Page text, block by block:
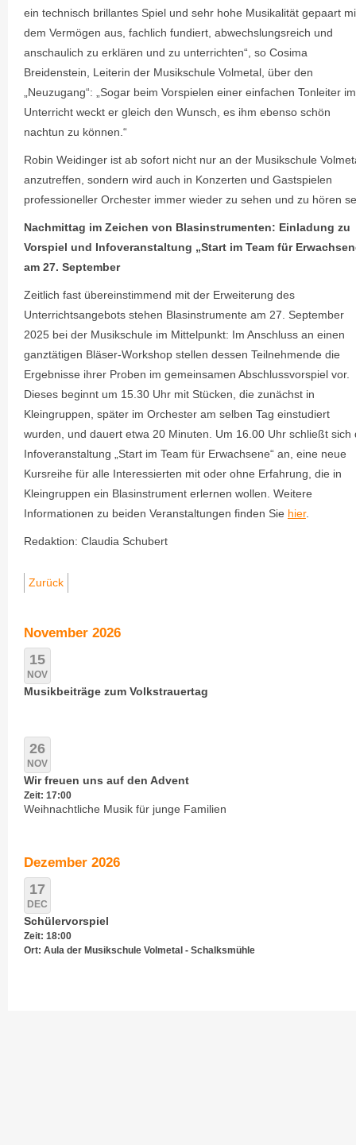
ein technisch brillantes Spiel und sehr hohe Musikalität gepaart
dem Vermögen aus, fachlich fundiert, abwechslungsreich und
anschaulich zu erklären und zu unterrichten“, so Cosima
Breidenstein, Leiterin der Musikschule Volmetal, über den
„Neuzugang“: „Sogar beim Vorspielen einer einfachen Tonleiter im
Unterricht weckt er gleich den Wunsch, es ihm ebenso schön
nachtun zu können.“
Robin Weidinger ist ab sofort nicht nur an der Musikschule
anzutreffen, sondern wird auch in Konzerten und Gastspielen
professioneller Orchester immer wieder zu sehen und zu hören
Nachmittag im Zeichen von Blasinstrumenten: Einladung zu
Vorspiel und Infoveranstaltung „Start im Team für
am 27. September
Zeitlich fast übereinstimmend mit der Erweiterung des
Unterrichtsangebots stehen Blasinstrumente am 27. September
2025 bei der Musikschule im Mittelpunkt: Im Anschluss an einen
ganztätigen Bläser-Workshop stellen dessen Teilnehmende die
Ergebnisse ihrer Proben im gemeinsamen Abschlussvorspiel vor.
Dieses beginnt um 15.30 Uhr mit Stücken, die zunächst in
Kleingruppen, später im Orchester am selben Tag einstudiert
wurden, und dauert etwa 20 Minuten. Um 16.00 Uhr schließt sich
Infoveranstaltung „Start im Team für Erwachsene“ an, eine neue
Kursreihe für alle Interessierten mit oder ohne Erfahrung, die in
Kleingruppen ein Blasinstrument erlernen wollen. Weitere
Informationen zu beiden Veranstaltungen finden Sie hier.
Redaktion: Claudia Schubert
Zurück
November 2026
15
NOV
Musikbeiträge zum Volkstrauertag
26
NOV
Wir freuen uns auf den Advent
Zeit: 17:00
Weihnachtliche Musik für junge Familien
Dezember 2026
17
DEC
Schülervorspiel
Zeit: 18:00
Ort: Aula der Musikschule Volmetal - Schalksmühle